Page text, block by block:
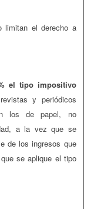
limitan el derecho a
el tipo impositivo
y periódicos
los de papel, no
a la vez que se
de los ingresos que
se aplique el tipo